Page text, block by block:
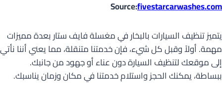
Source:fivestarcarwashes.com
يتميز تنظيف السيارات بالبخار في مغسلة فايف ستار بعدة مميزات
مهمة. أولاً وقبل كل شيء، فإن خدمتنا متنقلة، مما يعني أننا نأتي
إلى موقعك لتنظيف السيارة دون عناء أو جهود من جانبك.
ببساطة، يمكنك الحجز واستلام خدمتنا في مكان وزمان يناسبك.